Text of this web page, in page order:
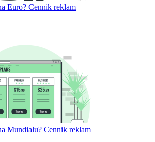
Euro? Cennik reklam
Mundialu? Cennik reklam